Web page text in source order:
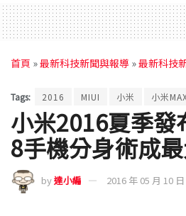
首頁 »最新科技新聞與報導 »最新科技
Tags: 2016 MIUI 小米 小米
小米2016夏季
8手機分身術成
by達小編 2016 年 05 月 10 日